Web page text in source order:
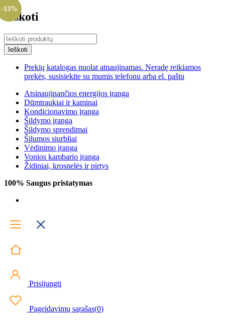
Ieškoti
Prekių katalogas nuolat atnaujinamas. Neradę reikiamos
prekės, susisiekite su mumis telefonu arba el. paštu
Atsinaujinančios energijos įranga
Dūmtraukiai ir kaminai
Kondicionavimo įranga
Šildymo įranga
Šildymo sprendimai
Šilumos siurbliai
Vėdinimo įranga
Vonios kambario įranga
Židiniai, krosnelės ir pirtys
100% Saugus pristatymas
Prisijungti
Pageidavimų sąrašas(0)
-13%